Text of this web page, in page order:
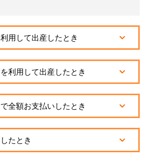
用して出産したとき
利用して出産したとき
全額お支払いしたとき
たとき